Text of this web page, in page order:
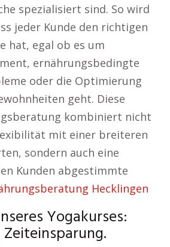
spezialisiert sind. So wird
jeder Kunde den richtigen
hat, egal ob es um
ernährungsbedingte
oder die Optimierung
geht. Diese
kombiniert nicht
mit einer breiteren
sondern auch eine
Kunden abgestimmte
Hecklingen
Yogakurses: